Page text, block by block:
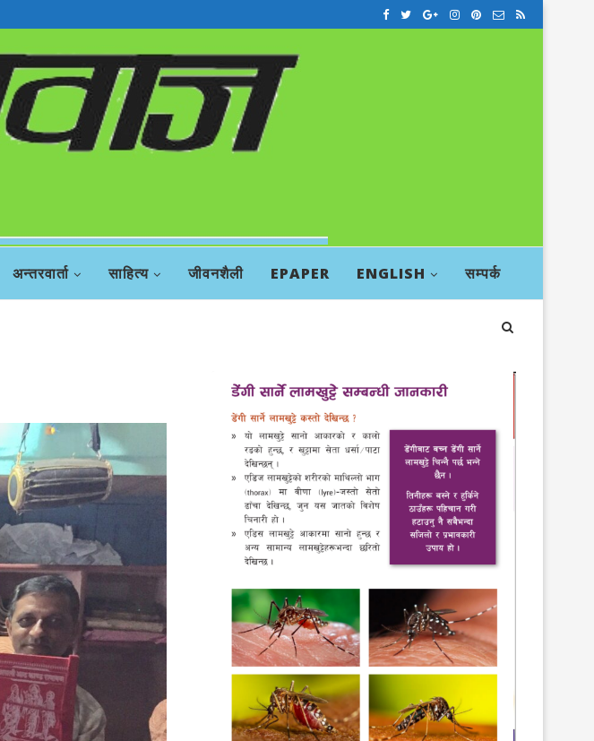
अन्तरवार्ता साहित्य जीवनशैली EPAPER ENGLISH सम्पर्क